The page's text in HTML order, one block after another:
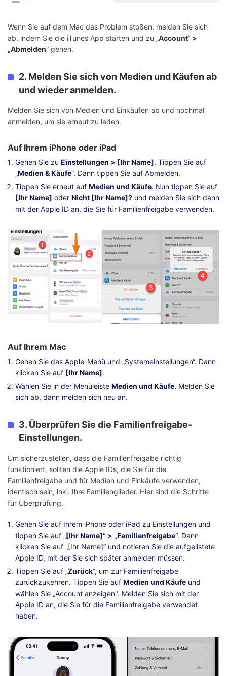
Wenn Sie auf dem Mac das Problem stoßen, melden Sie sich
ab, indem Sie die iTunes App starten und zu „Account“ >
„Abmelden“ gehen.
2. Melden Sie sich von Medien und Käufen ab
und wieder anmelden.
Melden Sie sich von Medien und Einkäufen ab und nochmal
anmelden, um sie erneut zu laden.
Auf Ihrem iPhone oder iPad
Gehen Sie zu Einstellungen > [Ihr Name]. Tippen Sie auf
„Medien & Käufe“. Dann tippen Sie auf Abmelden.
Tippen Sie erneut auf Medien und Käufe. Nun tippen Sie auf
[Ihr Name] oder Nicht [Ihr Name]? und melden Sie sich dann
mit der Apple ID an, die Sie für Familienfreigabe verwenden.
Auf Ihrem Mac
Gehen Sie das Apple-Menü und „Systemeinstellungen“. Dann
klicken Sie auf [Ihr Name].
Wählen Sie in der Menüleiste Medien und Käufe. Melden Sie
sich ab, dann melden sich neu an.
3. Überprüfen Sie die Familienfreigabe-
Einstellungen.
Um sicherzustellen, dass die Familienfreigabe richtig
funktioniert, sollten die Apple IDs, die Sie für die
Familienfreigabe und für Medien und Einkäufe verwenden,
identisch sein, inkl. Ihre Familienglieder. Hier sind die Schritte
für Überprüfung.
Gehen Sie auf Ihrem iPhone oder iPad zu Einstellungen und
tippen Sie auf „[Ihr Name]“ > „Familienfreigabe“. Dann
klicken Sie auf „[Ihr Name]“ und notieren Sie die aufgelistete
Apple ID, mit der Sie sich später anmelden müssen.
Tippen Sie auf „Zurück“, um zur Familienfreigabe
zurückzukehren. Tippen Sie auf Medien und Käufe und
wählen Sie „Account anzeigen". Melden Sie sich mit der
Apple ID an, die Sie für die Familienfreigabe verwendet
haben.